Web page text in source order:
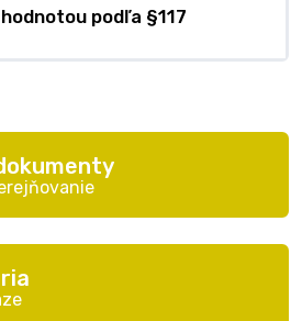
podľa §117